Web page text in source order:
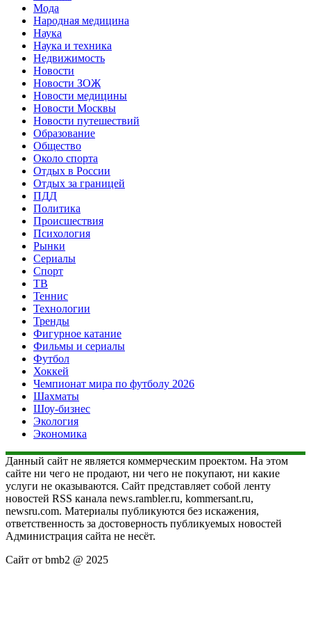
Мода
Народная медицина
Наука
Наука и техника
Недвижимость
Новости
Новости ЗОЖ
Новости медицины
Новости Москвы
Новости путешествий
Образование
Общество
Около спорта
Отдых в России
Отдых за границей
ПДД
Политика
Происшествия
Психология
Рынки
Сериалы
Спорт
ТВ
Теннис
Технологии
Тренды
Фигурное катание
Фильмы и сериалы
Футбол
Хоккей
Чемпионат мира по футболу 2026
Шахматы
Шоу-бизнес
Экология
Экономика
Данный сайт не является коммерческим проектом. На этом
сайте ни чего не продают, ни чего не покупают, ни какие
услуги не оказываются. Сайт представляет собой ленту
новостей RSS канала news.rambler.ru, kommersant.ru,
newsru.com. Материалы публикуются без искажения,
ответственность за достоверность публикуемых новостей
Администрация сайта не несёт.
Сайт от bmb2 @ 2025